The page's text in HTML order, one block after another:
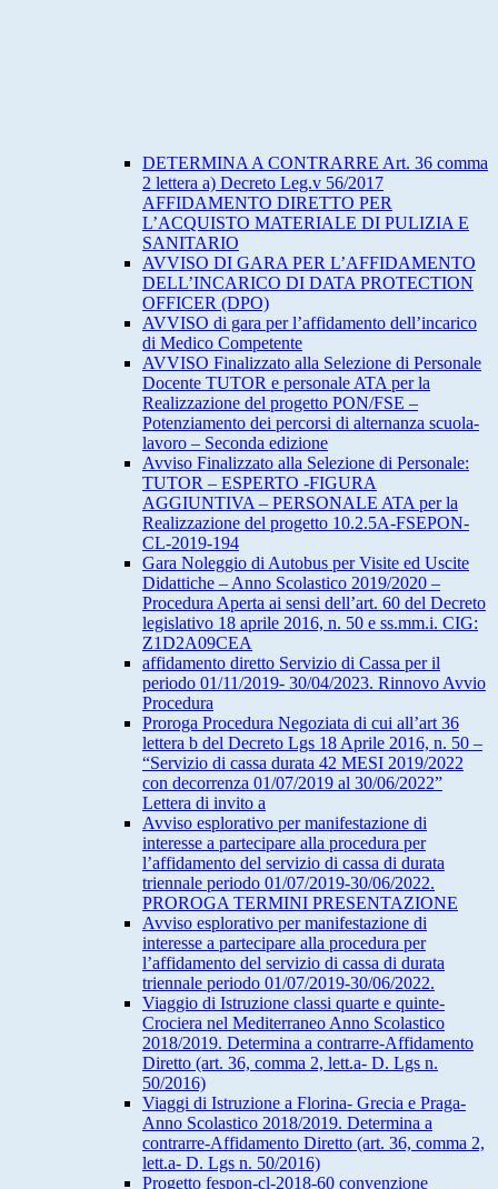
DETERMINA A CONTRARRE Art. 36 comma
2 lettera a) Decreto Leg.v 56/2017
AFFIDAMENTO DIRETTO PER
L’ACQUISTO MATERIALE DI PULIZIA E
SANITARIO
AVVISO DI GARA PER L’AFFIDAMENTO
DELL’INCARICO DI DATA PROTECTION
OFFICER (DPO)
AVVISO di gara per l’affidamento dell’incarico
di Medico Competente
AVVISO Finalizzato alla Selezione di Personale
Docente TUTOR e personale ATA per la
Realizzazione del progetto PON/FSE –
Potenziamento dei percorsi di alternanza scuola-
lavoro – Seconda edizione
Avviso Finalizzato alla Selezione di Personale:
TUTOR – ESPERTO -FIGURA
AGGIUNTIVA – PERSONALE ATA per la
Realizzazione del progetto 10.2.5A-FSEPON-
CL-2019-194
Gara Noleggio di Autobus per Visite ed Uscite
Didattiche – Anno Scolastico 2019/2020 –
Procedura Aperta ai sensi dell’art. 60 del Decreto
legislativo 18 aprile 2016, n. 50 e ss.mm.i. CIG:
Z1D2A09CEA
affidamento diretto Servizio di Cassa per il
periodo 01/11/2019- 30/04/2023. Rinnovo Avvio
Procedura
Proroga Procedura Negoziata di cui all’art 36
lettera b del Decreto Lgs 18 Aprile 2016, n. 50 –
“Servizio di cassa durata 42 MESI 2019/2022
con decorrenza 01/07/2019 al 30/06/2022”
Lettera di invito a
Avviso esplorativo per manifestazione di
interesse a partecipare alla procedura per
l’affidamento del servizio di cassa di durata
triennale periodo 01/07/2019-30/06/2022.
PROROGA TERMINI PRESENTAZIONE
Avviso esplorativo per manifestazione di
interesse a partecipare alla procedura per
l’affidamento del servizio di cassa di durata
triennale periodo 01/07/2019-30/06/2022.
Viaggio di Istruzione classi quarte e quinte-
Crociera nel Mediterraneo Anno Scolastico
2018/2019. Determina a contrarre-Affidamento
Diretto (art. 36, comma 2, lett.a- D. Lgs n.
50/2016)
Viaggi di Istruzione a Florina- Grecia e Praga-
Anno Scolastico 2018/2019. Determina a
contrarre-Affidamento Diretto (art. 36, comma 2,
lett.a- D. Lgs n. 50/2016)
Progetto fespon-cl-2018-60 convenzione